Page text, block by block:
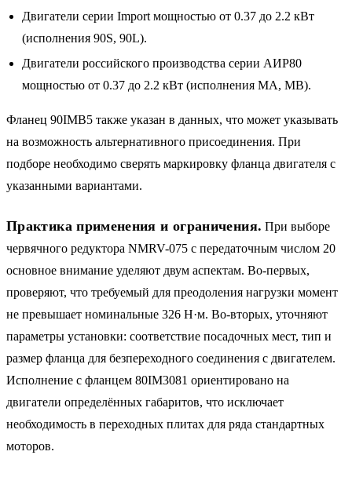
Двигатели серии Import мощностью от 0.37 до 2.2 кВт
(исполнения 90S, 90L).
Двигатели российского производства серии АИР80
мощностью от 0.37 до 2.2 кВт (исполнения MA, MB).
Фланец 90IMB5 также указан в данных, что может указывать
на возможность альтернативного присоединения. При
подборе необходимо сверять маркировку фланца двигателя с
указанными вариантами.
Практика применения и ограничения. При выборе
червячного редуктора NMRV-075 с передаточным числом 20
основное внимание уделяют двум аспектам. Во-первых,
проверяют, что требуемый для преодоления нагрузки момент
не превышает номинальные 326 Н·м. Во-вторых, уточняют
параметры установки: соответствие посадочных мест, тип и
размер фланца для безпереходного соединения с двигателем.
Исполнение с фланцем 80IM3081 ориентировано на
двигатели определённых габаритов, что исключает
необходимость в переходных плитах для ряда стандартных
моторов.